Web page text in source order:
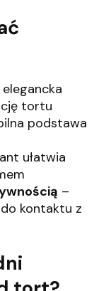
tortu
podstawa
ułatwia
–
kontaktu z